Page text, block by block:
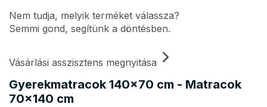
Gyerekmatracok 140x70 cm - Matracok
70x140 cm
Nem tudja, melyik terméket válassza?
Semmi gond, segítünk a döntésben.
Vásárlási asszisztens megnyitása